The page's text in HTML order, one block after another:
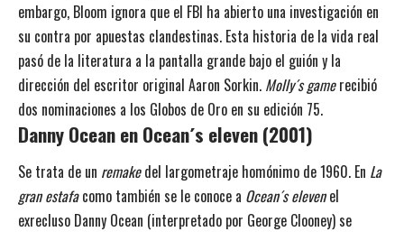
embargo, Bloom ignora que el FBI ha abierto una investigación en
su contra por apuestas clandestinas. Esta historia de la vida real
pasó de la literatura a la pantalla grande bajo el guión y la
dirección del escritor original Aaron Sorkin. Molly´s gamerecibió
dos nominaciones a los Globos de Oro en su edición 75.
Danny Ocean en Ocean´s eleven(2001)
Se trata de un remakedel largometraje homónimo de 1960. En La
gran estafacomo también se le conoce a Ocean´s elevenel
exrecluso Danny Ocean (interpretado por George Clooney) se